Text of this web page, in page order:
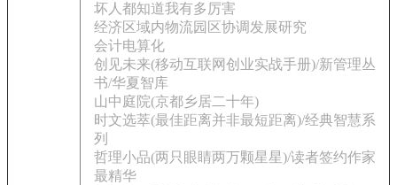
坏人都知道我有多厉害
经济区域内物流园区协调发展研究
会计电算化
创见未来(移动互联网创业实战手册)/新管理丛
书/华夏智库
山中庭院(京都乡居二十年)
时文选萃(最佳距离并非最短距离)/经典智慧系
列
哲理小品(两只眼睛两万颗星星)/读者签约作家
最精华